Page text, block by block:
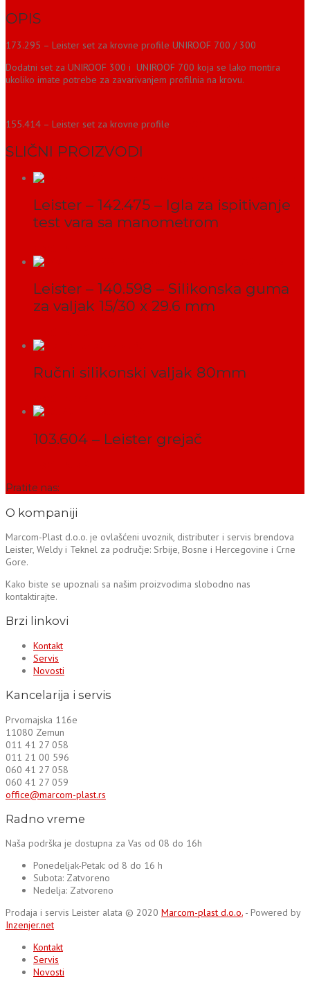
OPIS
173.295 – Leister set za krovne profile UNIROOF 700 / 300
Dodatni set za UNIROOF 300 i UNIROOF 700 koja se lako montira
ukoliko imate potrebe za zavarivanjem profilnia na krovu.
155.414 – Leister set za krovne profile
SLIČNI PROIZVODI
Leister – 142.475 – Igla za ispitivanje
test vara sa manometrom
Leister – 140.598 – Silikonska guma
za valjak 15/30 x 29.6 mm
Ručni silikonski valjak 80mm
103.604 – Leister grejač
Pratite nas:
O kompaniji
Marcom-Plast d.o.o. je ovlašćeni uvoznik, distributer i servis brendova
Leister, Weldy i Teknel za područje: Srbije, Bosne i Hercegovine i Crne
Gore.
Kako biste se upoznali sa našim proizvodima slobodno nas
kontaktirajte.
Brzi linkovi
Kontakt
Servis
Novosti
Kancelarija i servis
Prvomajska 116e
11080 Zemun
011 41 27 058
011 21 00 596
060 41 27 058
060 41 27 059
office@marcom-plast.rs
Radno vreme
Naša podrška je dostupna za Vas od 08 do 16h
Ponedeljak-Petak: od 8 do 16 h
Subota: Zatvoreno
Nedelja: Zatvoreno
Prodaja i servis Leister alata © 2020 Marcom-plast d.o.o. - Powered by
Inzenjer.net
Kontakt
Servis
Novosti